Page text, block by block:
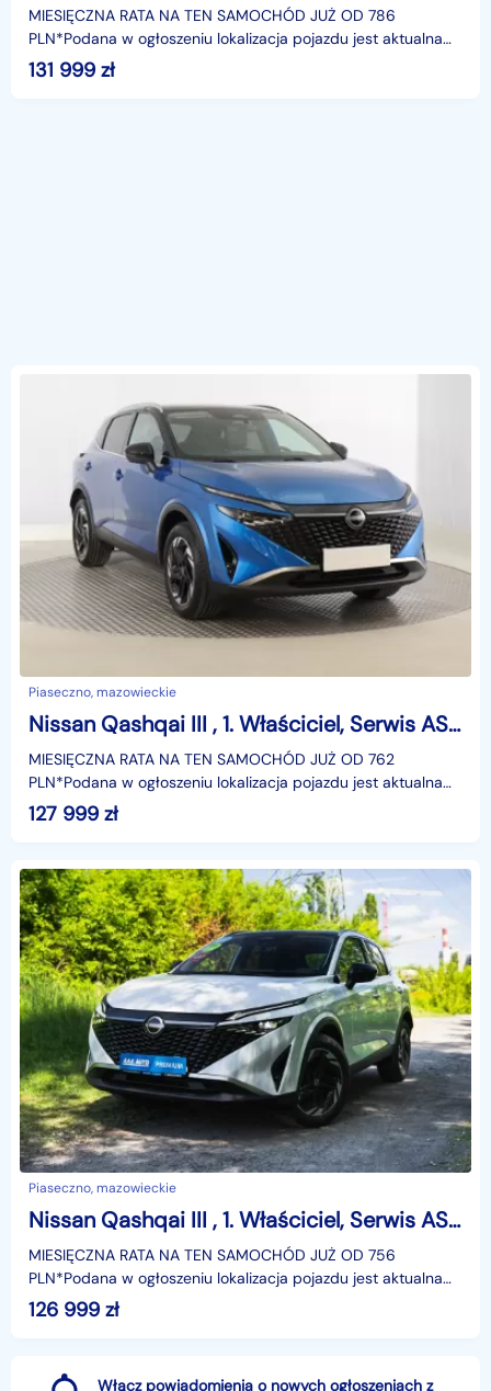
MIESIĘCZNA RATA NA TEN SAMOCHÓD JUŻ OD 786
PLN*Podana w ogłoszeniu lokalizacja pojazdu jest aktualna
na dzień wystawienia ogłoszenia. Przed przyjazdem do
salonu
131 999 zł
Piaseczno, mazowieckie
Nissan Qashqai III , 1. Właściciel, Serwis ASO, Automat, VAT 23%, Skóra, Navi,
MIESIĘCZNA RATA NA TEN SAMOCHÓD JUŻ OD 762
PLN*Podana w ogłoszeniu lokalizacja pojazdu jest aktualna
na dzień wystawienia ogłoszenia. Przed przyjazdem do
salonu
127 999 zł
Piaseczno, mazowieckie
Nissan Qashqai III , 1. Właściciel, Serwis ASO, Automat, VAT 23%, Skóra, Navi,
MIESIĘCZNA RATA NA TEN SAMOCHÓD JUŻ OD 756
PLN*Podana w ogłoszeniu lokalizacja pojazdu jest aktualna
na dzień wystawienia ogłoszenia. Przed przyjazdem do
salonu
126 999 zł
Włącz powiadomienia o nowych ogłoszeniach z